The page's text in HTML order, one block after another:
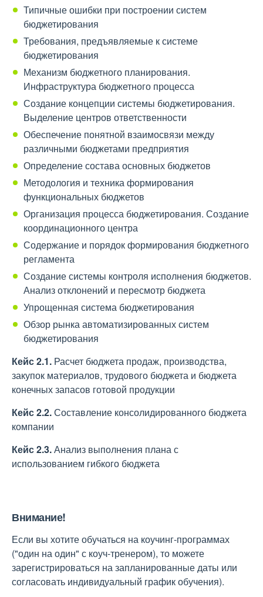
Типичные ошибки при построении систем
бюджетирования
Требования, предъявляемые к системе
бюджетирования
Механизм бюджетного планирования.
Инфраструктура бюджетного процесса
Создание концепции системы бюджетирования.
Выделение центров ответственности
Обеспечение понятной взаимосвязи между
различными бюджетами предприятия
Определение состава основных бюджетов
Методология и техника формирования
функциональных бюджетов
Организация процесса бюджетирования. Создание
координационного центра
Содержание и порядок формирования бюджетного
регламента
Создание системы контроля исполнения бюджетов.
Анализ отклонений и пересмотр бюджета
Упрощенная система бюджетирования
Обзор рынка автоматизированных систем
бюджетирования
Кейс2.1. Расчет бюджета продаж, производства,
закупок материалов, трудового бюджета и бюджета
конечных запасов готовой продукции
Кейс2.2.Составление консолидированного бюджета
компании
Кейс2.3.Анализ выполнения плана с
использованием гибкого бюджета
Внимание!
Если вы хотите обучаться на коучинг-программах
("один на один" с коуч-тренером), то можете
зарегистрироваться на запланированные даты или
согласовать индивидуальный график обучения).